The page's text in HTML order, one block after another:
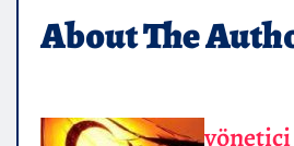
About The
yönetici